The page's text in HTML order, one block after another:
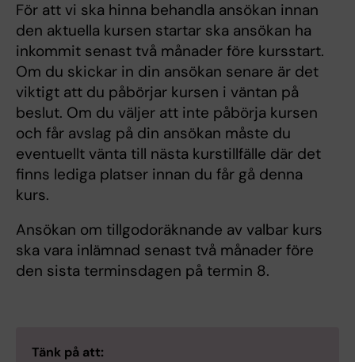
För att vi ska hinna behandla ansökan innan
den aktuella kursen startar ska ansökan ha
inkommit senast två månader före kursstart.
Om du skickar in din ansökan senare är det
viktigt att du påbörjar kursen i väntan på
beslut. Om du väljer att inte påbörja kursen
och får avslag på din ansökan måste du
eventuellt vänta till nästa kurstillfälle där det
finns lediga platser innan du får gå denna
kurs.
Ansökan om tillgodoräknande av valbar kurs
ska vara inlämnad senast två månader före
den sista terminsdagen på termin 8.
Tänk på att: